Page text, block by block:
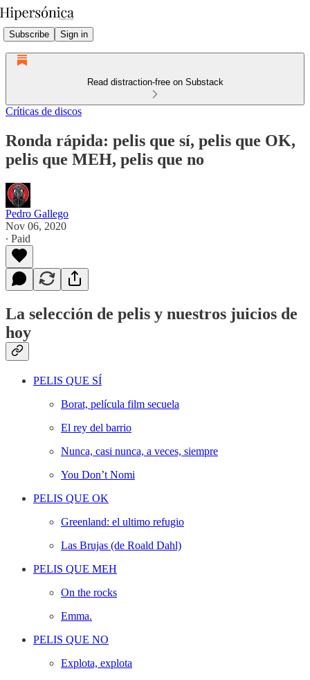
Subscribe Sign in
Read distraction-free on Substack
Críticas de discos
Ronda rápida: pelis que sí, pelis que OK,
pelis que MEH, pelis que no
Pedro Gallego
Nov 06, 2020
∙ Paid
La selección de pelis y nuestros juicios de
hoy
PELIS QUE SÍ
Borat, película film secuela
El rey del barrio
Nunca, casi nunca, a veces, siempre
You Don’t Nomi
PELIS QUE OK
Greenland: el ultimo refugio
Las Brujas (de Roald Dahl)
PELIS QUE MEH
On the rocks
Emma.
PELIS QUE NO
Explota, explota